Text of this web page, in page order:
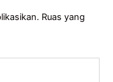
Ruas yang